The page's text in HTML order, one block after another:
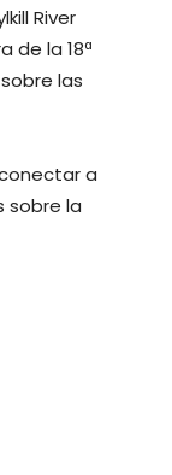
River
de la 18ª
las
a
sobre la